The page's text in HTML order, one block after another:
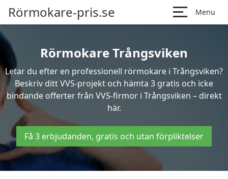
Rörmokare-pris.se Menu
Rörmokare Trångsviken
Letar du efter en professionell rörmokare i Trångsviken?
Beskriv ditt VVS-projekt och hämta 3 gratis och icke
bindande offerter från VVS-firmor i Trångsviken – direkt
här.
Få 3 erbjudanden, gratis och utan förpliktelser